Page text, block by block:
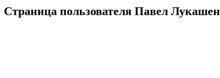
Страница пользователя Павел